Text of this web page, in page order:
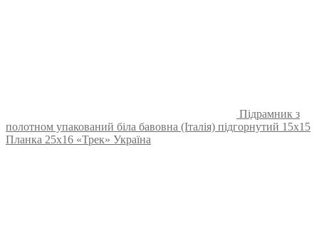
Підрамник з
полотном упакований біла бавовна (Італія) підгорнутий 15х15
Планка 25х16 «Трек» Україна